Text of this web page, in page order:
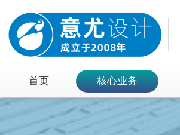
首页 核心业务